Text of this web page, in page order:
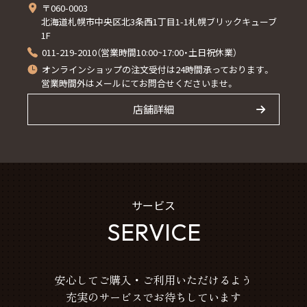
〒060-0003
北海道札幌市中央区北3条西1丁目1-1札幌ブリックキューブ
1F
011-219-2010（営業時間10:00~17:00・土日祝休業）
オンラインショップの注文受付は24時間承っております。
営業時間外はメールにてお問合せくださいませ。
店舗詳細
サービス
SERVICE
安心してご購入・ご利用いただけるよう
充実のサービスでお待ちしています